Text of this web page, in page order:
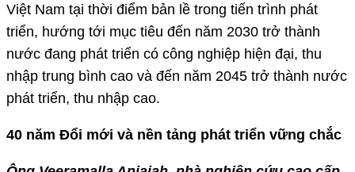
Việt Nam tại thời điểm bản lề trong tiến trình phát
triển, hướng tới mục tiêu đến năm 2030 trở thành
nước đang phát triển có công nghiệp hiện đại, thu
nhập trung bình cao và đến năm 2045 trở thành nước
phát triển, thu nhập cao.
40 năm Đổi mới và nền tảng phát triển vững chắc